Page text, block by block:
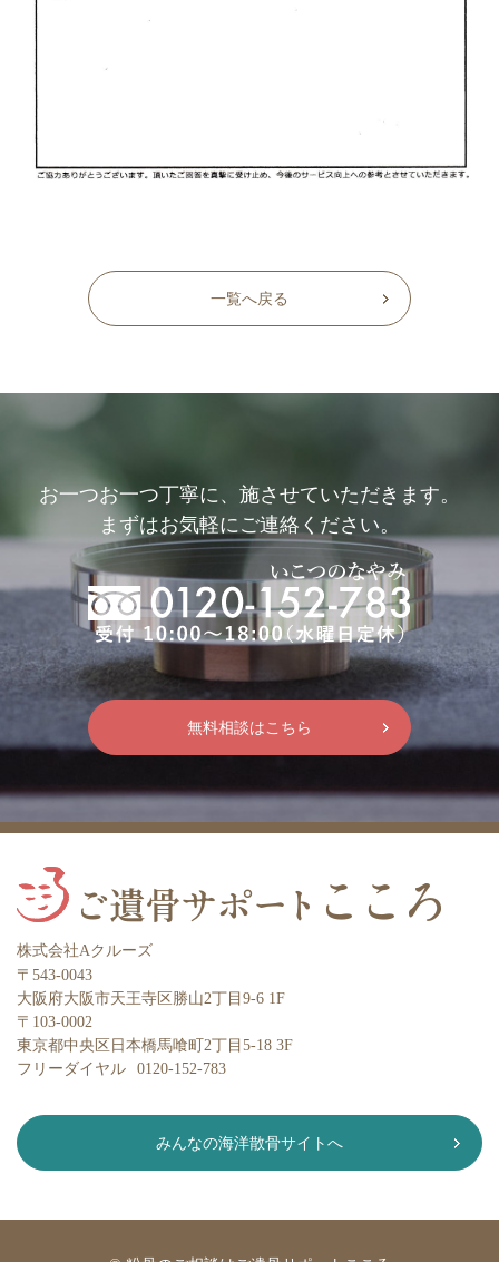
一覧へ戻る
お一つお一つ丁寧に、施させていただきます。
まずはお気軽にご連絡ください。
無料相談はこちら
株式会社Aクルーズ
〒543-0043
大阪府大阪市天王寺区勝山2丁目9-6 1F
〒103-0002
東京都中央区日本橋馬喰町2丁目5-18 3F
フリーダイヤル
0120-152-783
みんなの海洋散骨サイトへ